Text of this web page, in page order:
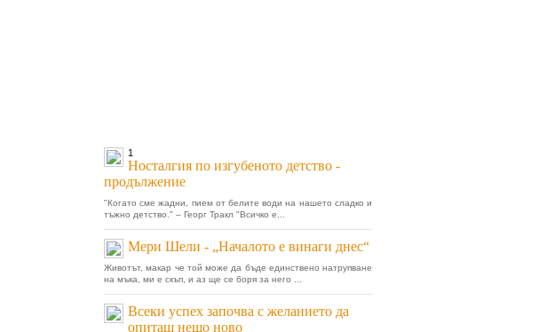
1
Носталгия по изгубеното детство -
продължение
"Когато сме жадни, пием от белите води на нашето сладко и
тъжно детство." – Георг Тракл "Всичко е...
Мери Шели - „Началото е винаги днес“
Животът, макар че той може да бъде единствено натрупване
на мъка, ми е скъп, и аз ще се боря за него ...
Всеки успех започва с желанието да
опиташ нещо ново